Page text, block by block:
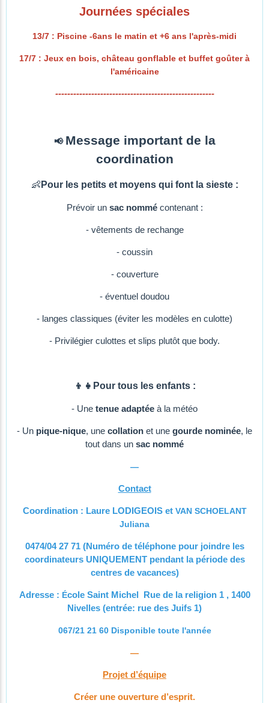
Journées spéciales
13/7 : Piscine -6ans le matin et +6 ans l'après-midi
17/7 : Jeux en bois, château gonflable et buffet goûter à
l'américaine
-----------------------------------------------------
📢 Message important de la
coordination
👶 Pour les petits et moyens qui font la sieste :
Prévoir un sac nommécontenant :
- vêtements de rechange
- coussin
- couverture
- éventuel doudou
- langes classiques (éviter les modèles en culotte)
- Privilégier culottes et slips plutôt que body.
👦👧Pour tous les enfants :
- Une tenue adaptée à la météo
- Un pique-nique, une collation et une gourde nominée, le
tout dans un sac nommé
—
Contact
Coordination : Laure LODIGEOIS et VAN SCHOELANT
Juliana
0474/04 27 71 (Numéro de téléphone pour joindre les
coordinateurs UNIQUEMENT pendant la période des
centres de vacances)
Adresse : École Saint Michel Rue de la religion 1 , 1400
Nivelles (entrée: rue des Juifs 1)
067/21 21 60 Disponible toute l'année
—
Projet d’équipe
Créer une ouverture d’esprit.